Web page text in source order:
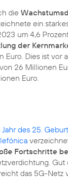
die
ein
um 4,6
der
Euro. Dies ist
26 Millionen
Euro.
Jahr des 25.
Fortschritte
Gut
das 5G-Netz